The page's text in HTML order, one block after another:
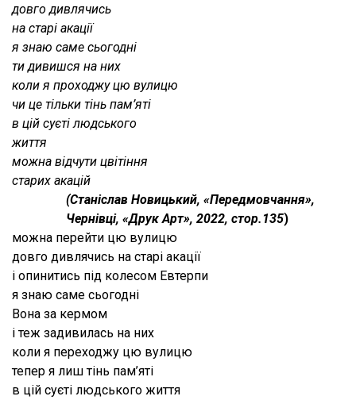
довго дивлячись
на старі акації
я знаю саме сьогодні
ти дивишся на них
коли я проходжу цю вулицю
чи це тільки тінь пам’яті
в цій суєті людського
життя
можна відчути цвітіння
старих акацій
(Станіслав Новицький, «Передмовчання»,
Чернівці, «Друк Арт», 2022, стор.135)
можна перейти цю вулицю
довго дивлячись на старі акації
і опинитись під колесом Евтерпи
я знаю саме сьогодні
Вона за кермом
і теж задивилась на них
коли я переходжу цю вулицю
тепер я лиш тінь пам’яті
в цій суєті людського життя